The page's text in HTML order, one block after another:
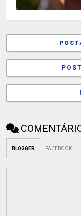
BLOGGER FACEBOOK